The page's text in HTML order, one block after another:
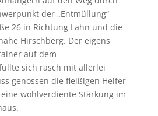
der „Entmüllung“
26 in Richtung Lahn und die
Hirschberg. Der eigens
auf dem
sich rasch mit allerlei
genossen die fleißigen Helfer
wohlverdiente Stärkung im